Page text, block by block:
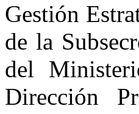
Gestión
de la
del
Dirección